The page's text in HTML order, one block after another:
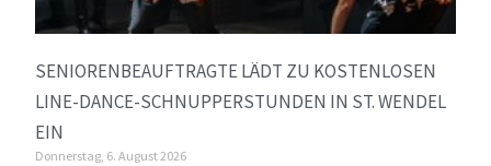
SENIORENBEAUFTRAGTE LÄDT ZU KOSTENLOSEN
LINE-DANCE-SCHNUPPERSTUNDEN IN ST. WENDEL
EIN
Donnerstag, 6. August 2026